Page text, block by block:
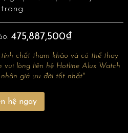
trong.
475,887,500₫
chất tham khảo và có thể thay
vui lòng liên hệ Hotline Alux Watch
giá ưu đãi tốt nhất"
hệ ngay